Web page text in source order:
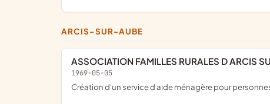
ARCIS-SUR-AUBE
ASSOCIATION FAMILLES RURALES D ARCIS
1969-05-05
création d'un service d aide ménagère pour